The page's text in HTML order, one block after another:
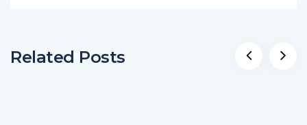
Related Posts